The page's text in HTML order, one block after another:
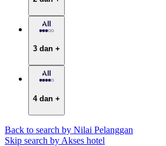
3 dan +
4 dan +
Back to search by Nilai Pelanggan
Skip search by Akses hotel